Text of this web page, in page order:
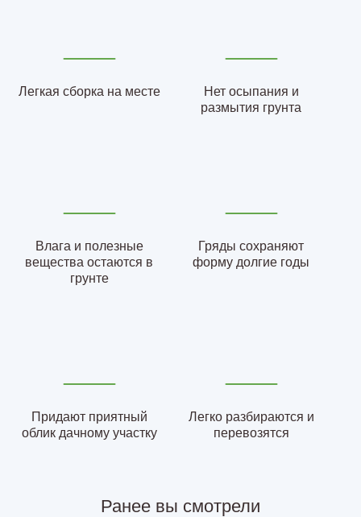
Легкая сборка на месте
Нет осыпания и
размытия грунта
Влага и полезные
вещества остаются в
грунте
Гряды сохраняют
форму долгие годы
Придают приятный
облик дачному участку
Легко разбираются и
перевозятся
Ранее вы смотрели